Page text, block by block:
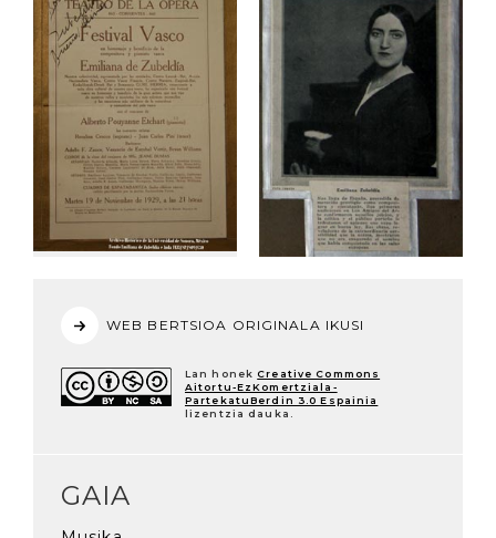
WEB BERTSIOA ORIGINALA IKUSI
Lan honek Creative Commons
Aitortu-EzKomertziala-
PartekatuBerdin 3.0 Espainia
lizentzia dauka.
GAIA